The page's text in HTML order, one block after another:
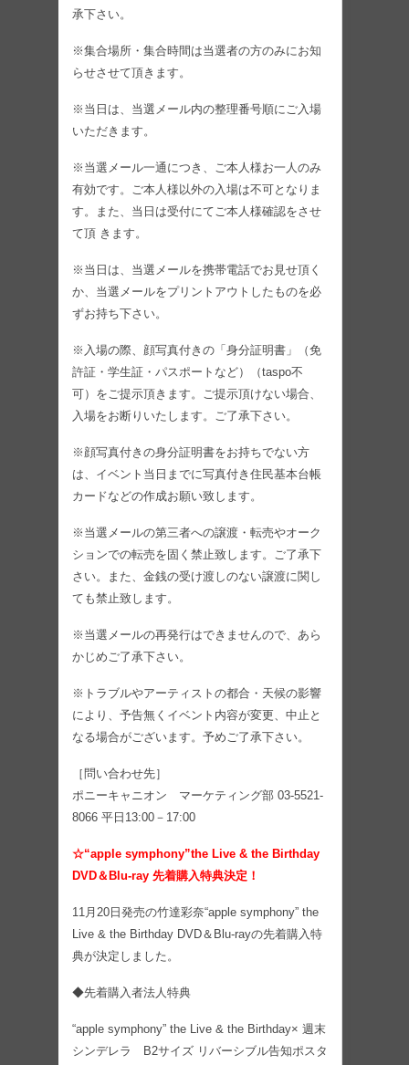
承下さい。
※集合場所・集合時間は当選者の方のみにお知
らせさせて頂きます。
※当日は、当選メール内の整理番号順にご入場
いただきます。
※当選メール一通につき、ご本人様お一人のみ
有効です。ご本人様以外の入場は不可となりま
す。また、当日は受付にてご本人様確認をさせ
て頂 きます。
※当日は、当選メールを携帯電話でお見せ頂く
か、当選メールをプリントアウトしたものを必
ずお持ち下さい。
※入場の際、顔写真付きの「身分証明書」（免
許証・学生証・パスポートなど）（taspo不
可）をご提示頂きます。ご提示頂けない場合、
入場をお断りいたします。ご了承下さい。
※顔写真付きの身分証明書をお持ちでない方
は、イベント当日までに写真付き住民基本台帳
カードなどの作成お願い致します。
※当選メールの第三者への譲渡・転売やオーク
ションでの転売を固く禁止致します。ご了承下
さい。また、金銭の受け渡しのない譲渡に関し
ても禁止致します。
※当選メールの再発行はできませんので、あら
かじめご了承下さい。
※トラブルやアーティストの都合・天候の影響
により、予告無くイベント内容が変更、中止と
なる場合がございます。予めご了承下さい。
［問い合わせ先］
ポニーキャニオン マーケティング部 03-5521-
8066 平日13:00－17:00
☆“apple symphony”the Live & the Birthday
DVD＆Blu-ray 先着購入特典決定！
11月20日発売の竹達彩奈“apple symphony” the
Live & the Birthday DVD＆Blu-rayの先着購入特
典が決定しました。
◆先着購入者法人特典
“apple symphony” the Live & the Birthday× 週末
シンデレラ B2サイズ リバーシブル告知ポスタ